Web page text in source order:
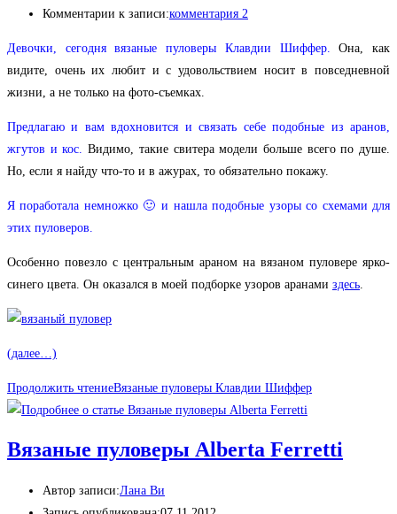
Комментарии к записи:комментария 2
Девочки, сегодня вязаные пуловеры Клавдии Шиффер.
Она, как
видите, очень их любит и с удовольствием носит в повседневной
жизни, а не только на фото-съемках.
Предлагаю и вам вдохновится и связать себе подобные из аранов,
жгутов и кос.
Видимо, такие свитера модели больше всего по душе.
Но, если я найду что-то и в ажурах, то обязательно покажу.
Я поработала немножко 🙂 и нашла подобные узоры со схемами для
этих пуловеров.
Особенно повезло с центральным араном на вязаном пуловере ярко-
синего цвета. Он оказался в моей подборке узоров аранами здесь
(далее…)
Продолжить чтениеВязаные пуловеры Клавдии Шиффер
Вязаные пуловеры Alberta Ferretti
Автор записи:Лана Ви